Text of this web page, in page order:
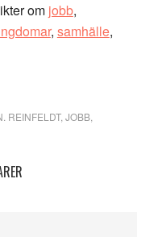
om jobb,
, samhälle,
REINFELDT, JOBB,